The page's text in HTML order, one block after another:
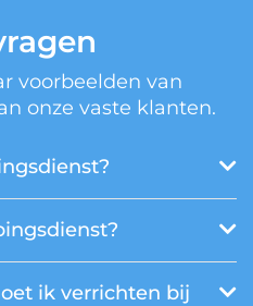
voorbeelden van
onze vaste klanten.
ik verrichten bij